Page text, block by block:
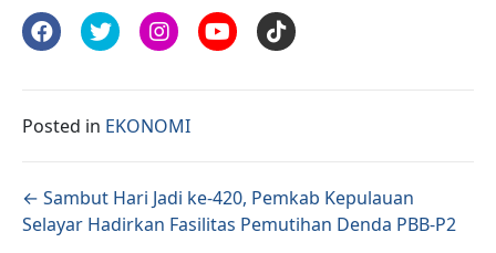
Posted in EKONOMI
Posts navigation
← Sambut Hari Jadi ke-420, Pemkab Kepulauan
Selayar Hadirkan Fasilitas Pemutihan Denda PBB-P2